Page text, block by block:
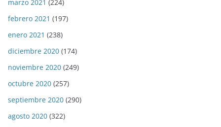
marzo 2021 (224)
febrero 2021 (197)
enero 2021 (238)
diciembre 2020 (174)
noviembre 2020 (249)
octubre 2020 (257)
septiembre 2020 (290)
agosto 2020 (322)